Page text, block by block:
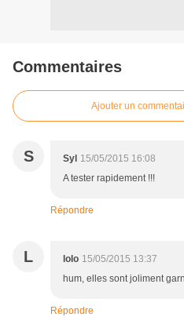
Commentaires
Ajouter un
S Syl 15/05/2015 16:08
A tester rapidement !!!
Répondre
L lolo 15/05/2015 13:37
hum, elles sont joliment
Répondre